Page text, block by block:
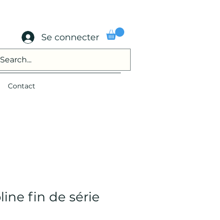
Se connecter
Contact
fin de série